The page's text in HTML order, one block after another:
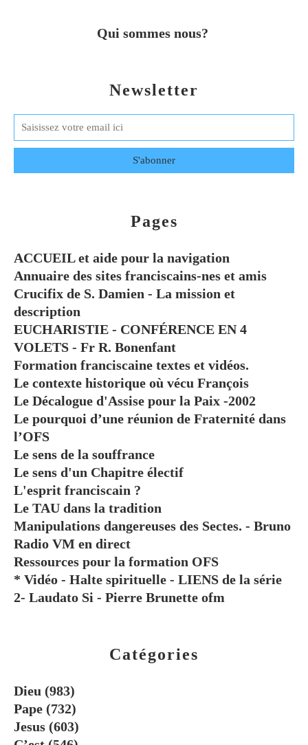
Newsletter
Catégories
Dieu (983)
Pape (732)
Jesus (603)
Pages
ACCUEIL et aide pour la navigation
Annuaire des sites franciscains-nes et amis
Crucifix de S. Damien - La mission et
description
EUCHARISTIE - CONFÉRENCE EN 4
VOLETS - Fr R. Bonenfant
Formation franciscaine textes et vidéos.
Le contexte historique où vécu François
Le Décalogue d'Assise pour la Paix -2002
Le pourquoi d’une réunion de Fraternité dans
l’OFS
Le sens de la souffrance
Le sens d'un Chapitre électif
L'esprit franciscain ?
Le TAU dans la tradition
Manipulations dangereuses des Sectes. - Bruno
Radio VM en direct
Ressources pour la formation OFS
* Vidéo - Halte spirituelle - LIENS de la série
2- Laudato Si - Pierre Brunette ofm
Qui sommes nous?